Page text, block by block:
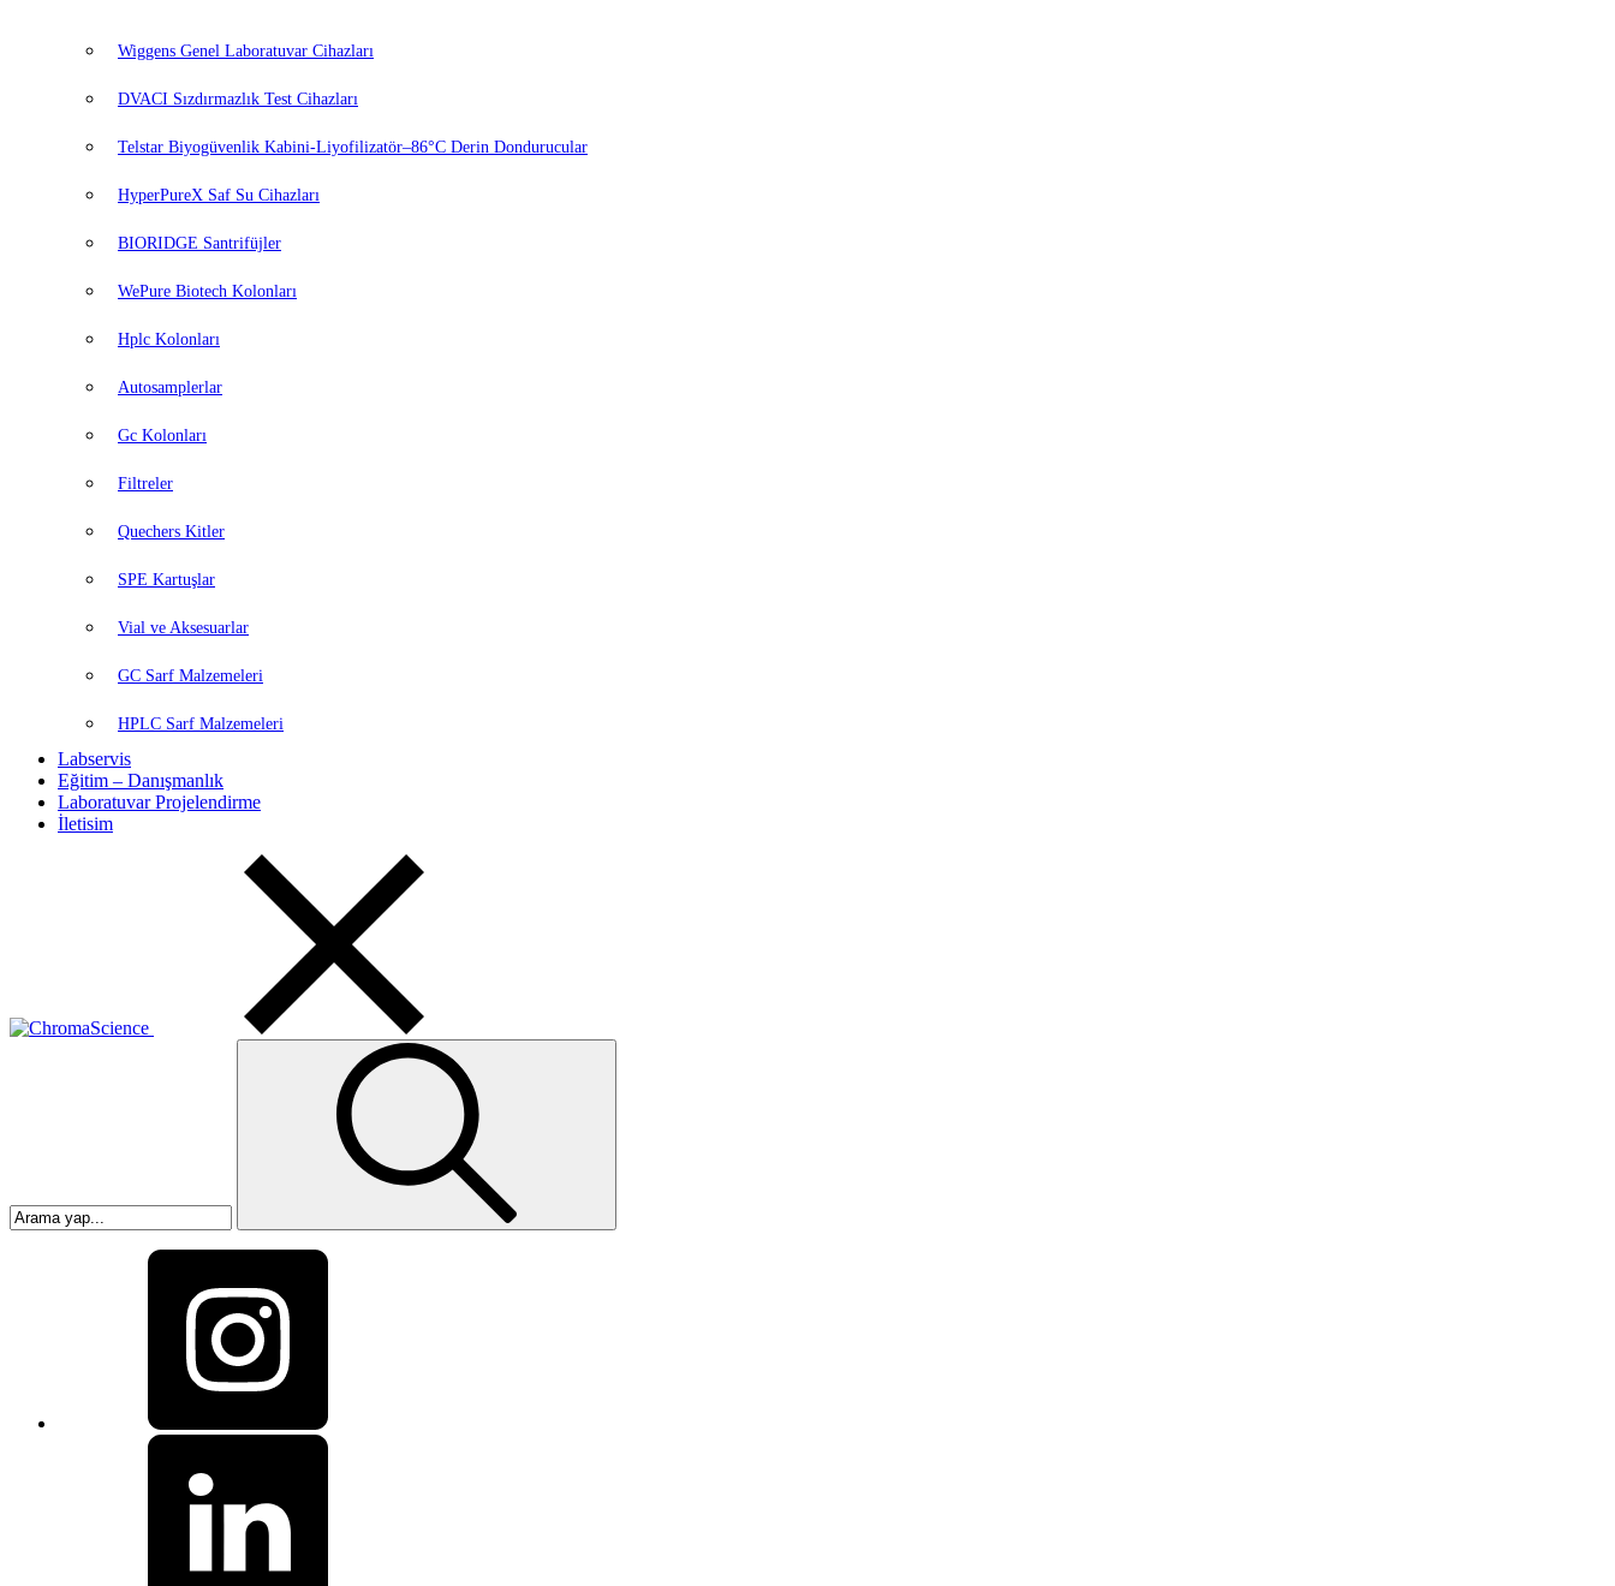
Wiggens Genel Laboratuvar Cihazları
DVACI Sızdırmazlık Test Cihazları
Telstar Biyogüvenlik Kabini-Liyofilizatör–86°C Derin Dondurucular
HyperPureX Saf Su Cihazları
BIORIDGE Santrifüjler
WePure Biotech Kolonları
Hplc Kolonları
Autosamplerlar
Gc Kolonları
Filtreler
Quechers Kitler
SPE Kartuşlar
Vial ve Aksesuarlar
GC Sarf Malzemeleri
HPLC Sarf Malzemeleri
Labservis
Eğitim – Danışmanlık
Laboratuvar Projelendirme
İletisim